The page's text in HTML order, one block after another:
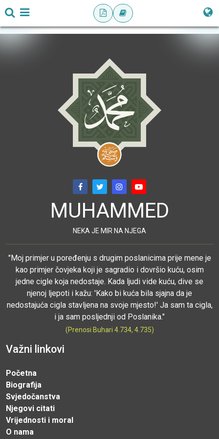
MUHAMMED
NEKA JE MIR NA NJEGA
"Moj primjer u poređenju s drugim poslanicima prije mene je
kao primjer čovjeka koji je sagradio i dovršio kuću, osim
jedne cigle koja nedostaje. Kada ljudi vide kuću, dive se
njenoj ljepoti i kažu: 'Kako bi kuća bila sjajna da je
nedostajuća cigla stavljena na svoje mjesto!' Ja sam ta cigla,
i ja sam posljednji od Poslanika."
(Prenosi Buhari 4.734, 4.735)
Važni linkovi
Početna
Biografija
Svjedočanstva
Njegovi citati
Vrijednosti i moral
O nama